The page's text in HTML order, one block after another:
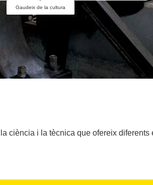
Gaudeix de la cultura
ciència i la tècnica que ofereix diferents